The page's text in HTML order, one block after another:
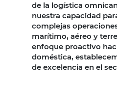
de la logística
nuestra capacidad
complejas
marítimo, aéreo y
enfoque proactivo
doméstica,
de excelencia en el